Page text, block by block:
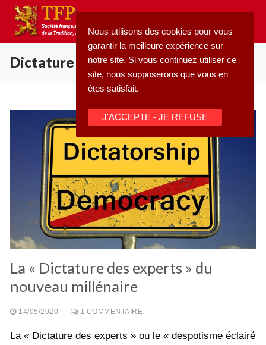
Aller
contenu
Qu’est-ce que la TFP
Action
Médiathèque
Dictature
La « Dictature des experts » du
nouveau millénaire
14/05/2020 - 1 COMMENTAIRE
La « Dictature des experts » ou le « despotisme éclairé
Nous utilisons des cookies pour vous
garantir la meilleure expérience sur
notre site. Si vous continuez utiliser ce
site, nous supposerons que vous en
êtes satisfait.
J'ACCEPTE - JE REFUSE